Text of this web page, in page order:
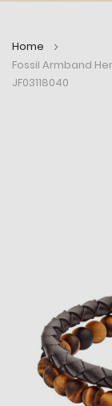
Home
Fossil Armband
JF03118040